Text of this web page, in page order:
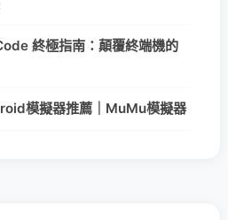
終極指南：顛覆終端機的
模擬器推薦｜MuMu模擬器